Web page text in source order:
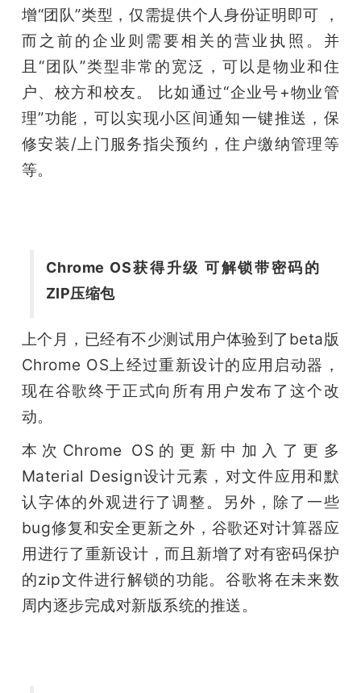
增“团队”类型，仅需提供个人身份证明即可 ，
而之前的企业则需要相关的营业执照。并
且“团队”类型非常的宽泛，可以是物业和住
户、校方和校友。 比如通过“企业号+物业管
理”功能，可以实现小区间通知一键推送，保
修安装/上门服务指尖预约，住户缴纳管理等
等。
Chrome OS获得升级 可解锁带密码的
ZIP压缩包
上个月，已经有不少测试用户体验到了beta版
Chrome OS上经过重新设计的应用启动器，
现在谷歌终于正式向所有用户发布了这个改
动。
本次Chrome OS的更新中加入了更多
Material Design设计元素，对文件应用和默
认字体的外观进行了调整。另外，除了一些
bug修复和安全更新之外，谷歌还对计算器应
用进行了重新设计，而且新增了对有密码保护
的zip文件进行解锁的功能。谷歌将在未来数
周内逐步完成对新版系统的推送。